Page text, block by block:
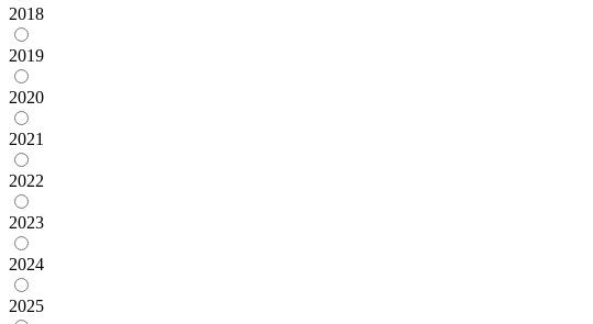
2018
2019
2020
2021
2022
2023
2024
2025